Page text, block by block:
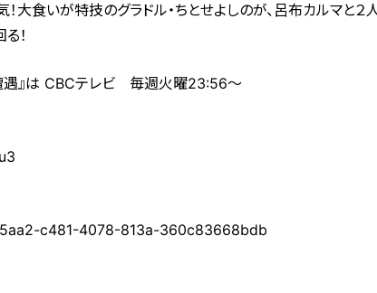
大食いが特技のグラドル・ちとせよしのが、呂布カルマと２
！
遇』は CBCテレビ 毎週火曜23:56～
c481-4078-813a-360c83668bdb